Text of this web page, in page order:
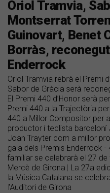
Oriol Tramvia,
Montserrat
Guinovart, Benet
Borràs,
Enderrock
Oriol Tramvia rebrà el Premi
Sabor de Gràcia serà
El Premi 440 d’Honor serà
Premi 440 a la Trajectòria
440 a Millor Compositor per
productor i teclista barceloní
Joan Trayter com a millor
gala dels Premis Enderrock
familiar se celebrarà el 27 de
Mercè de Girona | La 27a
la Música Catalana se
l’Auditori de Girona